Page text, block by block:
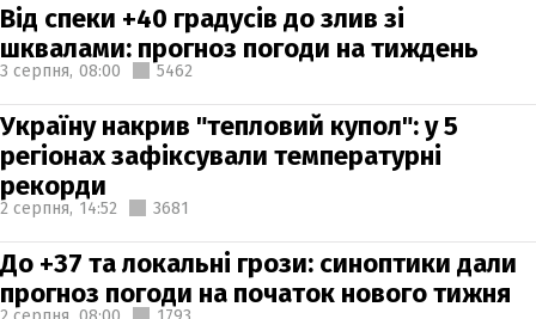
Від спеки +40 градусів до злив зі
шквалами: прогноз погоди на тиждень
3 серпня, 08:00 5462
Україну накрив "тепловий купол": у 5
регіонах зафіксували температурні
рекорди
2 серпня, 14:52 3681
До +37 та локальні грози: синоптики дали
прогноз погоди на початок нового тижня